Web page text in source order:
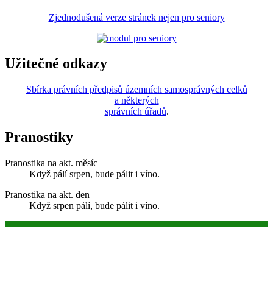
Zjednodušená verze stránek nejen pro seniory
Užitečné odkazy
Sbírka právních předpisů územních samosprávných celků
a některých
správních úřadů.
Pranostiky
Pranostika na akt. měsíc
Když pálí srpen, bude pálit i víno.
Pranostika na akt. den
Když srpen pálí, bude pálit i víno.